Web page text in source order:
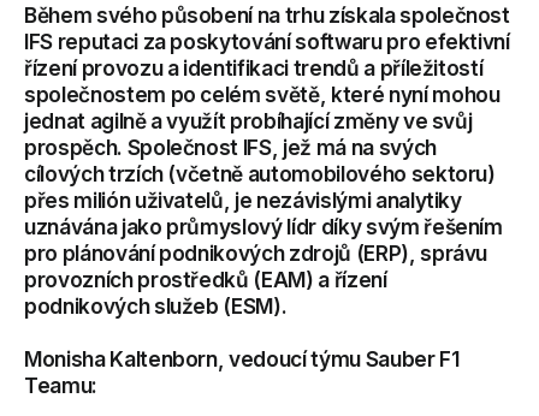
Během svého působení na trhu získala společnost
IFS reputaci za poskytování softwaru pro efektivní
řízení provozu a identifikaci trendů a příležitostí
společnostem po celém světě, které nyní mohou
jednat agilně a využít probíhající změny ve svůj
prospěch. Společnost IFS, jež má na svých
cílových trzích (včetně automobilového sektoru)
přes milión uživatelů, je nezávislými analytiky
uznávána jako průmyslový lídr díky svým řešením
pro plánování podnikových zdrojů (ERP), správu
provozních prostředků (EAM) a řízení
podnikových služeb (ESM).
Monisha Kaltenborn, vedoucí týmu Sauber F1
Teamu: